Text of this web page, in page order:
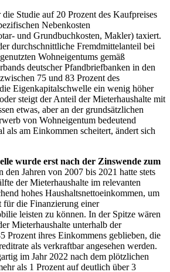
Studie auf 20 Prozent des Kaufpreises
Nebenkosten
und Grundbuchkosten, Makler) taxiert.
durchschnittliche Fremdmittelanteil bei
Wohneigentums gemäß
deutscher Pfandbriefbanken in den
75 und 83 Prozent des
Eigenkapitalschwelle ein wenig höher
steigt der Anteil der Mieterhaushalte mit
etwas, aber an der grundsätzlichen
von Wohneigentum bedeutend
als am Einkommen scheitert, ändert sich
wurde erst nach der Zinswende zum
den Jahren von 2007 bis 2021 hatte stets
der Mieterhaushalte im relevanten
hohes Haushaltsnettoeinkommen, um
für die Finanzierung einer
leisten zu können. In der Spitze wären
Mieterhaushalte unterhalb der
Prozent ihres Einkommens geblieben, die
als verkraftbar angesehen werden.
im Jahr 2022 nach dem plötzlichen
als 1 Prozent auf deutlich über 3